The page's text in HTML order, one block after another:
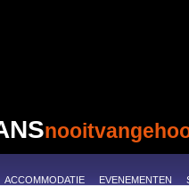
ACCOMMODATIE EVENEMENTEN